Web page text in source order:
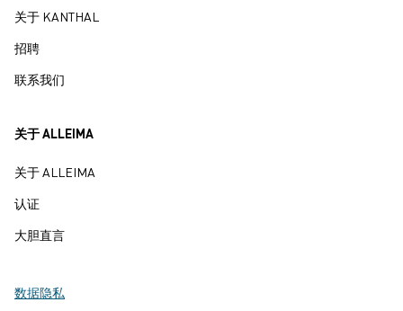
关于 KANTHAL
招聘
联系我们
关于 ALLEIMA
关于 ALLEIMA
认证
大胆直言
数据隐私